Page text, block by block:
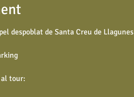
despoblat de Santa Creu de Llagunes
al tour: